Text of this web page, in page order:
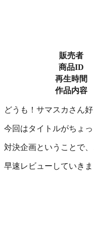
販売者
商品ID
再生時間
作品内容
どうも！サマスカさん
今回はタイトルがちょっ
対決企画ということで
早速レビューしていきま